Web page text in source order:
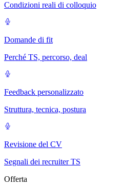
Condizioni reali di colloquio
Domande di fit
Perché TS, percorso, deal
Feedback personalizzato
Struttura, tecnica, postura
Revisione del CV
Segnali dei recruiter TS
Offerta